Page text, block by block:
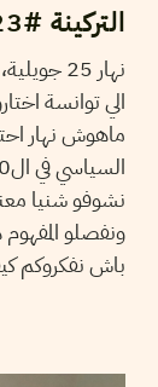
التركينة #23: عيد الجمهورية
نهار 25
الي توانسة
ماهوش نهار
نشوفو شنيا
ونفصلو
باش نفكروكم